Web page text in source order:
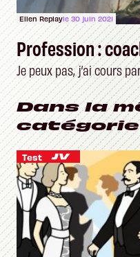
Ellen Replayle 30 juin 2021
Profession :
Je peux pas, j’ai cours
Dans la
catégorie
Test